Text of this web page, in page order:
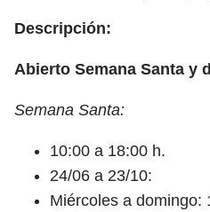
Descripción:
Abierto Semana Santa y
Semana Santa:
10:00 a 18:00 h.
24/06 a 23/10:
Miércoles a domingo: